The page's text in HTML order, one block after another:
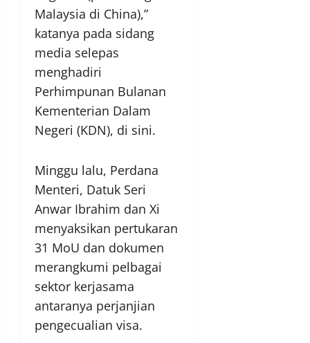
Malaysia di China),”
katanya pada sidang
media selepas
menghadiri
Perhimpunan Bulanan
Kementerian Dalam
Negeri (KDN), di sini.
Minggu lalu, Perdana
Menteri, Datuk Seri
Anwar Ibrahim dan Xi
menyaksikan pertukaran
31 MoU dan dokumen
merangkumi pelbagai
sektor kerjasama
antaranya perjanjian
pengecualian visa.